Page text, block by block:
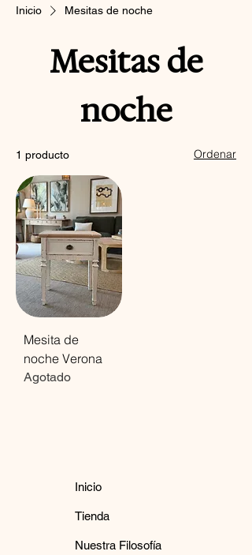
Inicio Mesitas de noche
Mesitas de
noche
1 producto Ordenar
Mesita de
noche Verona
Agotado
Inicio
Tienda
Nuestra Filosofía